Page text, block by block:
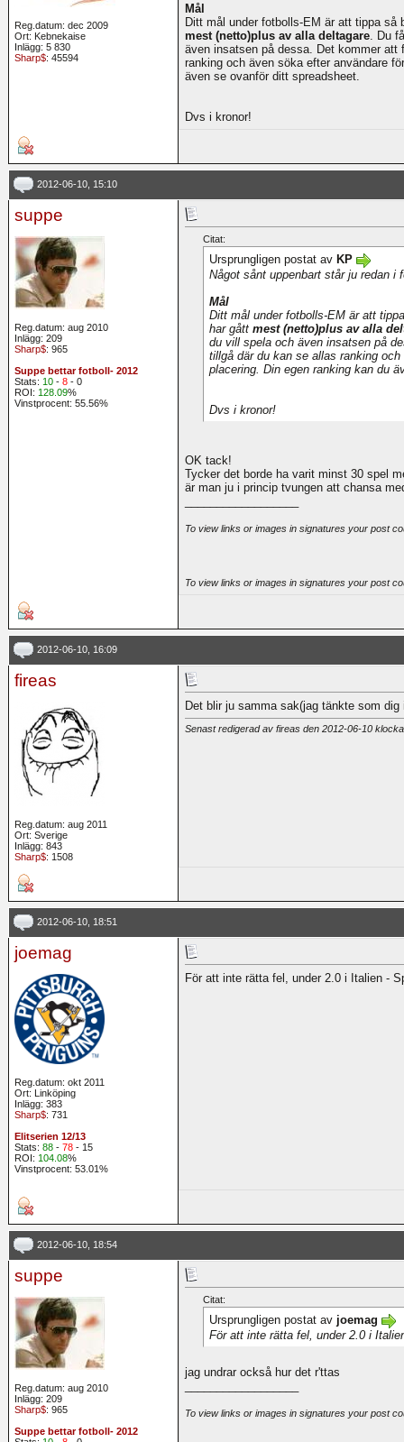
Reg.datum: dec 2009
Ort: Kebnekaise
Inlägg: 5 830
Sharp$: 45594
Mål
Ditt mål under fotbolls-EM är att tippa så
mest (netto)plus av alla deltagare. Du
även insatsen på dessa. Det kommer
ranking och även söka efter användare
även se ovanför ditt spreadsheet.
Dvs i kronor!
2012-06-10, 15:10
suppe
Reg.datum: aug 2010
Inlägg: 209
Sharp$: 965
Suppe bettar fotboll- 2012
Stats: 10 - 8 - 0
ROI: 128.09%
Vinstprocent: 55.56%
Citat:
Ursprungligen postat av KP
Något sånt uppenbart står ju redan i
Mål
Ditt mål under fotbolls-EM är att
har gått mest (netto)plus av alla
du vill spela och även insatsen på
tillgå där du kan se allas ranking
placering. Din egen ranking kan du
Dvs i kronor!
OK tack!
Tycker det borde ha varit minst 30 spel
är man ju i princip tvungen att chansa
To view links or images in signatures your post
To view links or images in signatures your post
2012-06-10, 16:09
fireas
Reg.datum: aug 2011
Ort: Sverige
Inlägg: 843
Sharp$: 1508
Det blir ju samma sak(jag tänkte som
Senast redigerad av fireas den 2012-06-10
2012-06-10, 18:51
joemag
Reg.datum: okt 2011
Ort: Linköping
Inlägg: 383
Sharp$: 731
Elitserien 12/13
Stats: 88 - 78 - 15
ROI: 104.08%
Vinstprocent: 53.01%
För att inte rätta fel, under 2.0 i Italien -
2012-06-10, 18:54
suppe
Reg.datum: aug 2010
Inlägg: 209
Sharp$: 965
Suppe bettar fotboll- 2012
Citat:
Ursprungligen postat av joemag
För att inte rätta fel, under 2.0 i
jag undrar också hur det r'ttas
To view links or images in signatures your post